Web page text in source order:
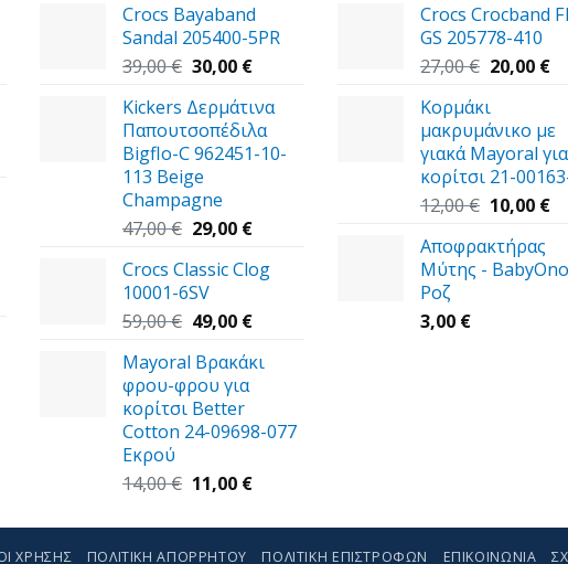
Crocs Bayaband
Sandal 205400-5PR
39,00€ Original
was:
39,00 €.
30,00 €Η
τιμή
είναι:
30,00 €.
Kickers Δερμάτινα
Παπουτσοπέδιλα
Bigflo-C 962451-10-
113 Beige
Champagne
47,00€ Original
was:
47,00 €.
29,00 €Η
τιμή
29,00 €.
Crocs Classic Clog
10001-6SV
59,00€ Original
was:
59,00 €.
49,00 €Η
τιμή
Mayoral Βρακάκι
φρου-φρου για
κορίτσι Better
Cotton 24-09698-077
Εκρού
14,00€ Original
was:
14,00 €.
11,00 €Η
τιμή
είναι:
Crocs Crocband
GS 205778-410
27,00€ Original
was:
27,00 €.
20,00 €Η
Κορμάκι
μακρυμάνικο με
γιακά Mayoral για
κορίτσι 21-
12,00€ Original
was:
12,00 €.
10,00 €Η
Αποφρακτήρας
Μύτης -
Ροζ
3,00 €
ΧΡΉΣΗΣ ΠΟΛΙΤΙΚΉ ΑΠΟΡΡΉΤΟΥ ΠΟΛΙΤΙΚΉ ΕΠΙΣΤΡΟΦΏΝ ΕΠΙΚΟΙΝΩΝΊΑ